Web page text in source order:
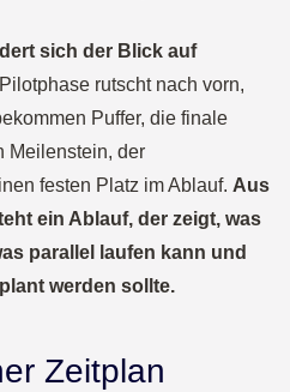
sich der Blick auf
rutscht nach vorn,
Puffer, die finale
Meilenstein, der
festen Platz im Ablauf. Aus
ein Ablauf, der zeigt, was
parallel laufen kann und
werden sollte.
Zeitplan